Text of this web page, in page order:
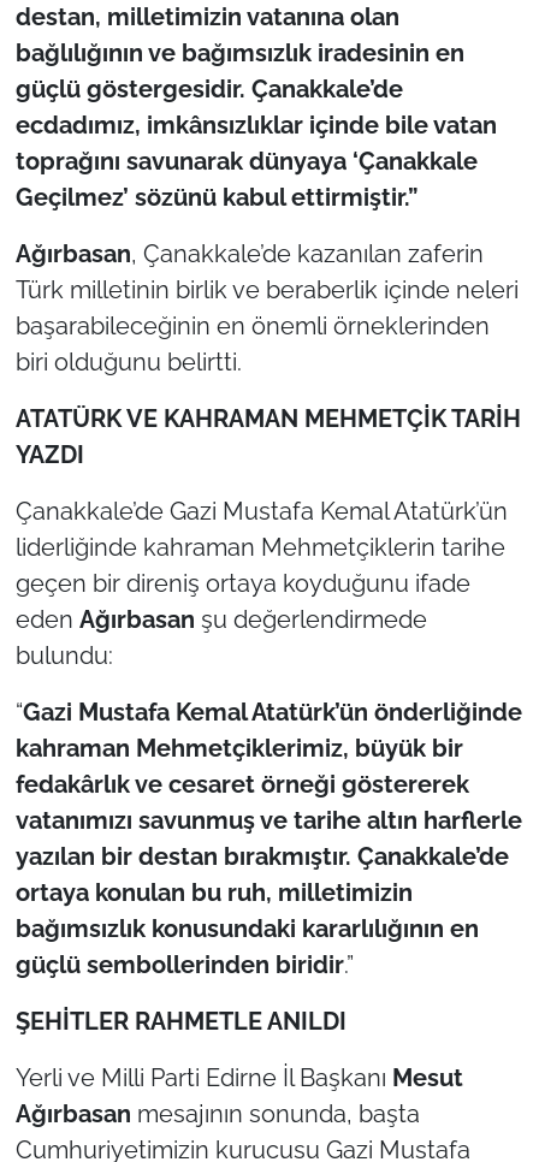
destan, milletimizin vatanına olan
bağlılığının ve bağımsızlık iradesinin en
güçlü göstergesidir. Çanakkale’de
ecdadımız, imkânsızlıklar içinde bile vatan
toprağını savunarak dünyaya ‘Çanakkale
Geçilmez’ sözünü kabul ettirmiştir.”
Ağırbasan, Çanakkale’de kazanılan zaferin
Türk milletinin birlik ve beraberlik içinde neleri
başarabileceğinin en önemli örneklerinden
biri olduğunu belirtti.
ATATÜRK VE KAHRAMAN MEHMETÇİK TARİH
YAZDI
Çanakkale’de Gazi Mustafa Kemal Atatürk’ün
liderliğinde kahraman Mehmetçiklerin tarihe
geçen bir direniş ortaya koyduğunu ifade
eden Ağırbasan şu değerlendirmede
bulundu:
“Gazi Mustafa Kemal Atatürk’ün önderliğinde
kahraman Mehmetçiklerimiz, büyük bir
fedakârlık ve cesaret örneği göstererek
vatanımızı savunmuş ve tarihe altın harflerle
yazılan bir destan bırakmıştır. Çanakkale’de
ortaya konulan bu ruh, milletimizin
bağımsızlık konusundaki kararlılığının en
güçlü sembollerinden biridir.”
ŞEHİTLER RAHMETLE ANILDI
Yerli ve Milli Parti Edirne İl Başkanı Mesut
Ağırbasan mesajının sonunda, başta
Cumhuriyetimizin kurucusu Gazi Mustafa
Magazin
İş Dünyası
Bilim Teknoloji
Canlı Maç
Finans
Genel-A
Gündem-Eğitim